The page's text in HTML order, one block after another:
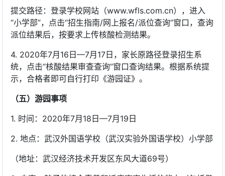
提交路径：登录学校网站（www.wfls.com.cn），进入
“小学部”，点击“招生指南/网上报名/派位查询”窗口，查询
派位结果后，按要求上传核酸检测结果。
4. 2020年7月16日—7月17日，家长原路径登录招生系
统，点击“核酸结果审查查询”窗口查询结果。根据系统提
示，合格者即可自行打印《游园证》。
（五）游园事项
1. 时间：2020年7月18日—7月19日
2. 地点：武汉外国语学校（武汉实验外国语学校）小学部
（地址：武汉经济技术开发区东风大道69号）